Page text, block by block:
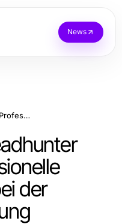
News
Die Rolle des Headhunter Schweiz: Professionelle Unterstützung bei der Karriereentwicklung
der